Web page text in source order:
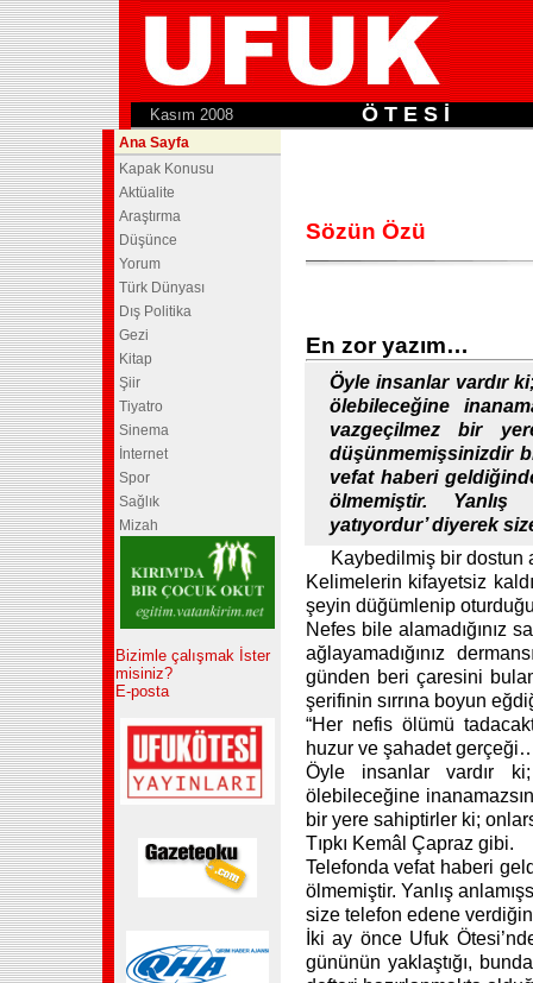
Kasım 2008 Ö T E S İ
Ana Sayfa
Kapak Konusu
Aktüalite
Araştırma
Düşünce
Yorum
Türk Dünyası
Dış Politika
Gezi
Kitap
Şiir
Tiyatro
Sinema
İnternet
Spor
Sağlık
Mizah
Bizimle çalışmak İster
misiniz?
E-posta
Sözün Özü
En zor yazım…
Öyle insanlar vardır
ölebileceğine
vazgeçilmez bir
düşünmemişsinizdir
vefat haberi
ölmemiştir. Yanlış
yatıyordur’ diyerek
Kaybedilmiş bir dostun
Kelimelerin kifayetsiz
şeyin düğümlenip
Nefes bile alamadığınız
ağlayamadığınız
günden beri çaresini
şerifinin sırrına boyun
“Her nefis ölümü
huzur ve şahadet
Öyle insanlar vardır
ölebileceğine
bir yere sahiptirler ki;
Tıpkı Kemâl Çapraz gibi.
Telefonda vefat haberi
ölmemiştir. Yanlış
size telefon edene
İki ay önce Ufuk
gününün yaklaştığı,